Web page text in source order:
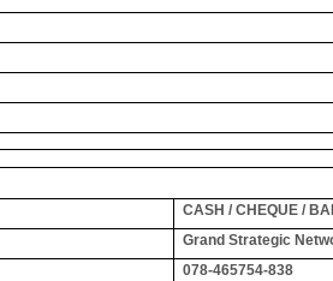
CASH / CHEQUE /
Grand Strategic
078-465754-838